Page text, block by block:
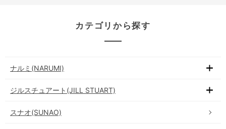
カテゴリから探す
ナルミ(NARUMI)
ジルスチュアート(JILL STUART)
スナオ(SUNAO)